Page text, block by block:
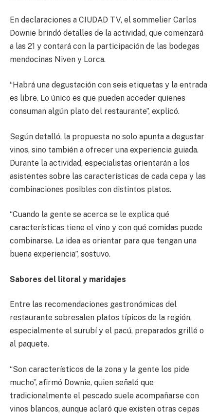
En declaraciones a CIUDAD TV, el sommelier Carlos
Downie brindó detalles de la actividad, que comenzará
a las 21 y contará con la participación de las bodegas
mendocinas Niven y Lorca.
“Habrá una degustación con seis etiquetas y la entrada
es libre. Lo único es que pueden acceder quienes
consuman algún plato del restaurante”, explicó.
Según detalló, la propuesta no solo apunta a degustar
vinos, sino también a ofrecer una experiencia guiada.
Durante la actividad, especialistas orientarán a los
asistentes sobre las características de cada cepa y las
combinaciones posibles con distintos platos.
“Cuando la gente se acerca se le explica qué
características tiene el vino y con qué comidas puede
combinarse. La idea es orientar para que tengan una
buena experiencia”, sostuvo.
Sabores del litoral y maridajes
Entre las recomendaciones gastronómicas del
restaurante sobresalen platos típicos de la región,
especialmente el surubí y el pacú, preparados grillé o
al paquete.
“Son característicos de la zona y la gente los pide
mucho”, afirmó Downie, quien señaló que
tradicionalmente el pescado suele acompañarse con
vinos blancos, aunque aclaró que existen otras cepas